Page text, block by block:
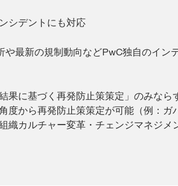
シデントにも対応
最新の規制動向などPwC独自のイン
果に基づく再発防止策策定」のみなら
度から再発防止策策定が可能（例：ガ
織カルチャー変革・チェンジマネジメ